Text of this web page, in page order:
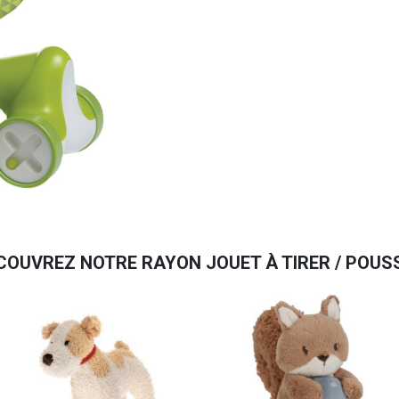
NOTRE RAYON JOUET À TIRER /